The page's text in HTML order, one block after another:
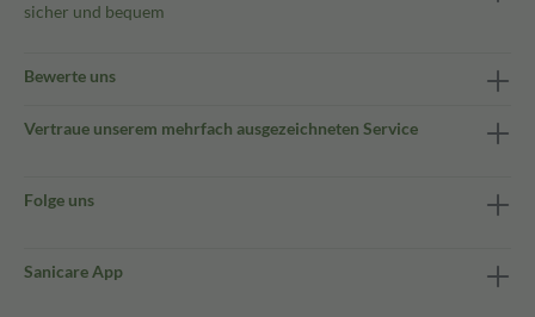
sicher und bequem
Bewerte uns
Vertraue unserem mehrfach ausgezeichneten Service
Folge uns
Sanicare App